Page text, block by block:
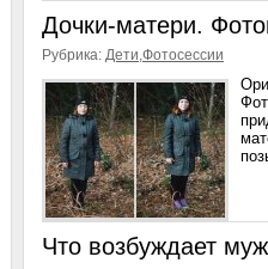
Дочки-матери.
Рубрика: Дети,Фотосессии
Что возбуждает